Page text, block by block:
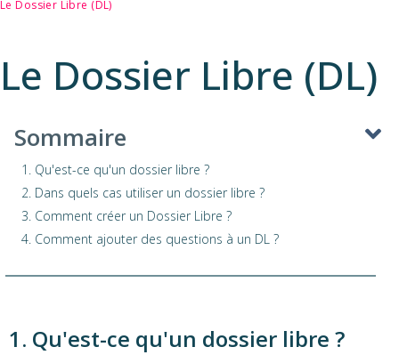
Le Dossier Libre (DL)
Le Dossier Libre (DL)
Sommaire
1. Qu'est-ce qu'un dossier libre ?
2. Dans quels cas utiliser un dossier libre ?
3. Comment créer un Dossier Libre ?
4. Comment ajouter des questions à un DL ?
1. Qu'est-ce qu'un dossier libre ?